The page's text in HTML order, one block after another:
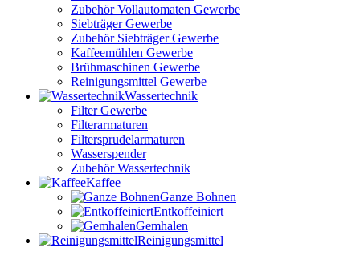
Zubehör Vollautomaten Gewerbe
Siebträger Gewerbe
Zubehör Siebträger Gewerbe
Kaffeemühlen Gewerbe
Brühmaschinen Gewerbe
Reinigungsmittel Gewerbe
Wassertechnik
Filter Gewerbe
Filterarmaturen
Filtersprudelarmaturen
Wasserspender
Zubehör Wassertechnik
Kaffee
Ganze Bohnen
Entkoffeiniert
Gemhalen
Reinigungsmittel